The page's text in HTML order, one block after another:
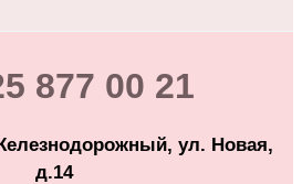
877 00 21
ул. Новая,
д.14